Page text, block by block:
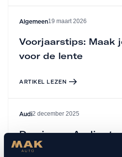
Algemeen19 maart 2026
Voorjaarstips: Maak
voor de lente
ARTIKEL LEZEN
Audi2 december 2025
De nieuwe Audi e-